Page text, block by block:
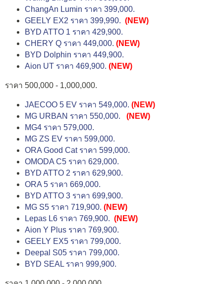
ChangAn Lumin ราคา 399,000.
GEELY EX2 ราคา 399,990. (NEW)
BYD ATTO 1 ราคา 429,900.
CHERY Q ราคา 449,000. (NEW)
BYD Dolphin ราคา 449,900.
Aion UT ราคา 469,900. (NEW)
ราคา 500,000 - 1,000,000.
JAECOO 5 EV ราคา 549,000. (NEW)
MG URBAN ราคา 550,000.
(NEW)
MG4 ราคา 579,000.
MG ZS EV ราคา 599,000.
ORA Good Cat ราคา 599,000.
OMODA C5 ราคา 629,000.
BYD ATTO 2 ราคา 629,900.
ORA 5 ราคา 669,000.
BYD ATTO 3 ราคา 699,900.
MG S5 ราคา 719,900. (NEW)
Lepas L6 ราคา 769,900. (NEW)
Aion Y Plus ราคา 769,900.
GEELY EX5 ราคา 799,000.
Deepal S05 ราคา 799,000.
BYD SEAL ราคา 999,900.